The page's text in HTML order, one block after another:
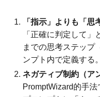
「指示」よりも「
「正確に判定して
までの思考ステップ
ンプト内で定義する。
ネガティブ制約（ア
PromptWizard的手法